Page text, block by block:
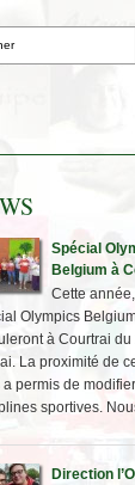
Spécial
Belgium à
Cette
Olympics
à Courtrai du
La proximité de
a permis de
sportives.
Direction